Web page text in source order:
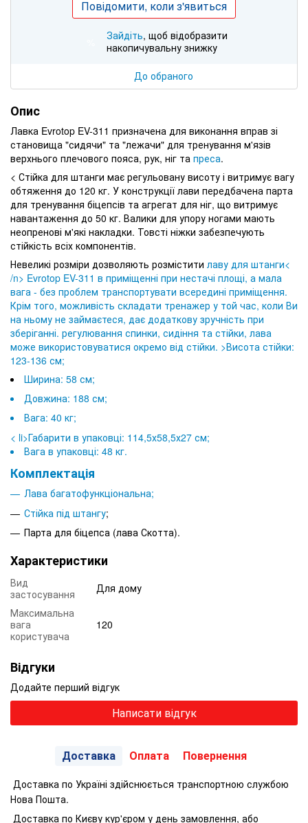
Повідомити, коли з'явиться
Зайдіть, щоб відобразити
накопичувальну знижку
До обраного
Опис
Лавка Evrotop EV-311 призначена для виконання вправ зі
становища "сидячи" та "лежачи" для тренування м'язів
верхнього плечового пояса, рук, ніг та преса.
< Стійка для штанги має регульовану висоту і витримує вагу
обтяження до 120 кг. У конструкції лави передбачена парта
для тренування біцепсів та агрегат для ніг, що витримує
навантаження до 50 кг. Валики для упору ногами мають
неопренові м'які накладки. Товсті ніжки забезпечують
стійкість всіх компонентів.
Невеликі розміри дозволяють розмістити лаву для штанги<
/n> Evrotop EV-311 в приміщенні при нестачі площі, а мала
вага - без проблем транспортувати всередині приміщення.
Крім того, можливість складати тренажер у той час, коли Ви
на ньому не займаєтеся, дає додаткову зручність при
зберіганні. регулювання спинки, сидіння та стійки, лава
може використовуватися окремо від стійки. >Висота стійки:
123-136 см;
Ширина: 58 см;
Довжина: 188 см;
Вага: 40 кг;
< li>Габарити в упаковці: 114,5х58,5х27 см;
Вага в упаковці: 48 кг.
Комплектація
Лава багатофункціональна;
Стійка під штангу;
Парта для біцепса (лава Скотта).
Характеристики
Вид
застосування
Для дому
Максимальна
вага
користувача
120
Відгуки
Додайте перший відгук
Написати відгук
Доставка Оплата Повернення
Доставка по Україні здійснюється транспортною службою
Нова Пошта.
Доставка по Києву кур'єром у день замовлення, або